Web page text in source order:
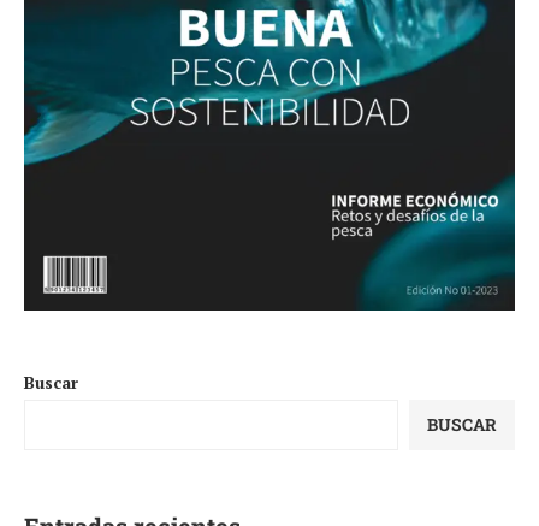
Buscar
BUSCAR